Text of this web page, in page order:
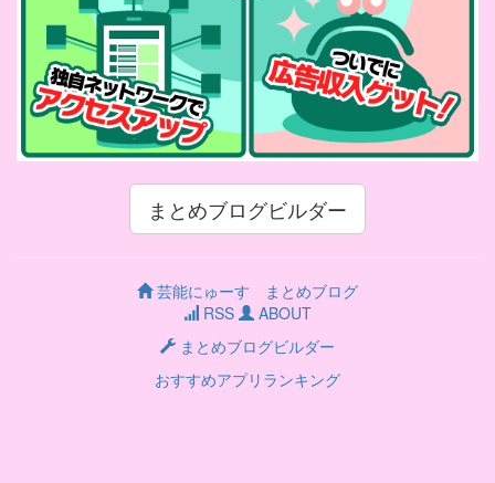
まとめブログビルダー
芸能にゅーす まとめブログ
RSS
ABOUT
まとめブログビルダー
おすすめアプリランキング